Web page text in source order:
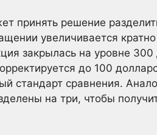
принять решение
увеличивается
закрылась на уровне
до 100
стандарт сравнения.
на три, чтобы